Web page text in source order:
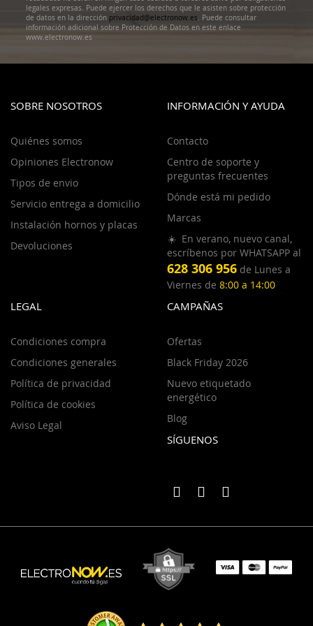
legales expresas. Puede ejercer los derechos que le asisten sobre protección
de datos en la dirección privacidad@electronow.es. Puede consultar
información adicional sobre Protección de Datos en este enlace
www.electronow.es
SOBRE NOSOTROS
Quiénes somos
Opiniones Electronow
Tipos de envio
Servicio entrega a domicilio
Instalación hornos y placas
Devoluciones
INFORMACIÓN Y AYUDA
Contacto
Centro de soporte y
preguntas frecuentes
Dónde está mi pedido
Marcas
☀️ En verano, nuevo canal,
escríbenos por WHATSAPP al
628 306 956 de Lunes a
Viernes de 8:00 a 14:00
LEGAL
Condiciones compra
Condiciones generales
Política de privacidad
Política de cookies
Aviso Legal
CAMPAÑAS
Ofertas
Black Friday 2026
Nuevo etiquetado
energético
Blog
SÍGUENOS